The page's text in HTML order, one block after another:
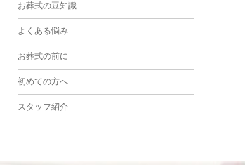
2024年2月
2024年1月
2023年12月
2023年11月
お葬式の豆知識
よくある悩み
お葬式の前に
初めての方へ
スタッフ紹介